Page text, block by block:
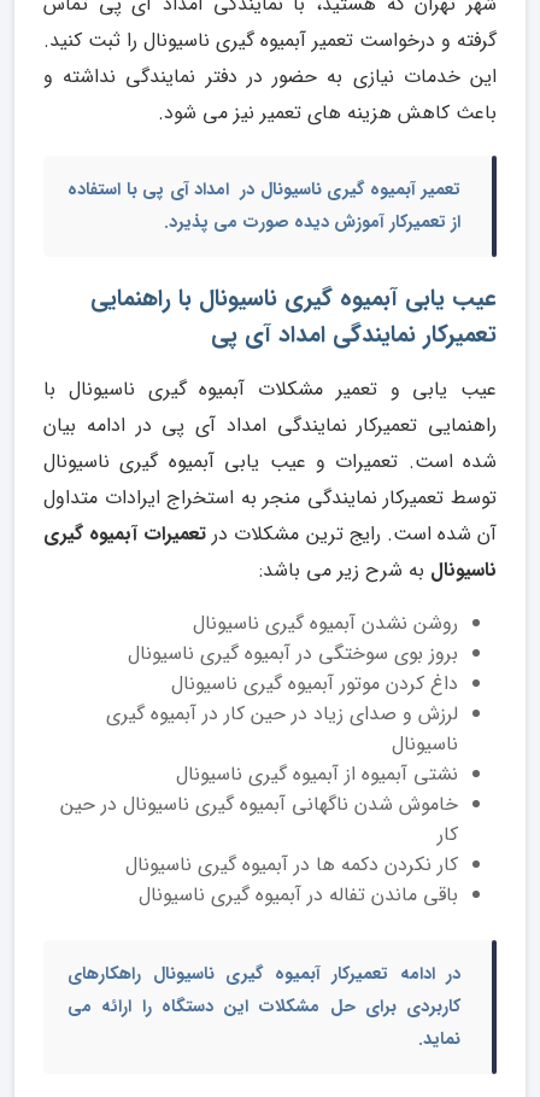
گرفته و درخواست تعمیر آبمیوه گیری ناسیونال را ثبت کنید.
این خدمات نیازی به حضور در دفتر نمایندگی نداشته و
باعث کاهش هزینه های تعمیر نیز می شود.
تعمیر آبمیوه گیری ناسیونال در امداد آی پی با استفاده
از تعمیرکار آموزش دیده صورت می پذیرد.
عیب یابی آبمیوه گیری ناسیونال با راهنمایی
تعمیرکار نمایندگی امداد آی پی
عیب یابی و تعمیر مشکلات آبمیوه گیری ناسیونال با
راهنمایی تعمیرکار نمایندگی امداد آی پی در ادامه بیان
شده است. تعمیرات و عیب یابی آبمیوه گیری ناسیونال
توسط تعمیرکار نمایندگی منجر به استخراج ایرادات متداول
آن شده است. رایج ترین مشکلات درتعمیرات آبمیوه گیری
ناسیونال به شرح زیر می باشد:
روشن نشدن آبمیوه گیری ناسیونال
بروز بوی سوختگی در آبمیوه گیری ناسیونال
داغ کردن موتور آبمیوه گیری ناسیونال
لرزش و صدای زیاد در حین کار در آبمیوه گیری
ناسیونال
نشتی آبمیوه از آبمیوه گیری ناسیونال
خاموش شدن ناگهانی آبمیوه گیری ناسیونال در حین
کار
کار نکردن دکمه ها در آبمیوه گیری ناسیونال
باقی ماندن تفاله در آبمیوه گیری ناسیونال
در ادامه تعمیرکار آبمیوه گیری ناسیونال راهکارهای
کاربردی برای حل مشکلات این دستگاه را ارائه می
نماید.